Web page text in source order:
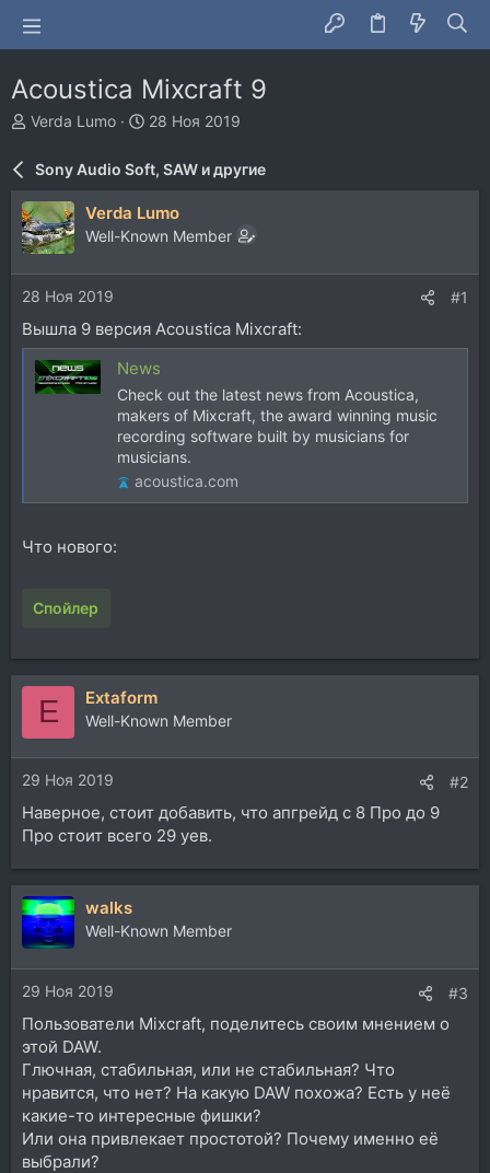
Acoustica Mixcraft 9
А
т
р
т
е
ы
Verda Lumo
Д
т
а
ч
28 Ноя 2019
Sony Audio Soft, SAW и другие
Verda Lumo
Well-Known Member
28 Ноя 2019 #1
Вышла 9 версия Acoustica Mixcraft:
News
Check out the latest news from Acoustica,
makers of Mixcraft, the award winning music
recording software built by musicians for
musicians.
acoustica.com
Что нового:
Спойлер
E Extaform
Well-Known Member
29 Ноя 2019 #2
Наверное, стоит добавить, что апгрейд с 8 Про до 9
Про стоит всего 29 уев.
walks
Well-Known Member
29 Ноя 2019 #3
Пользователи Mixcraft, поделитесь своим мнением о
этой DAW.
Глючная, стабильная, или не стабильная? Что
нравится, что нет? На какую DAW похожа? Есть у неё
какие-то интересные фишки?
Или она привлекает простотой? Почему именно её
выбрали?